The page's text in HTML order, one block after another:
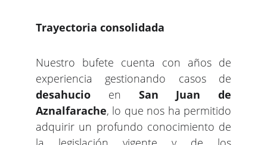
Trayectoria consolidada
Nuestro bufete cuenta con años de
experiencia gestionando casos de
desahucio en San Juan de
Aznalfarache, lo que nos ha permitido
adquirir un profundo conocimiento de